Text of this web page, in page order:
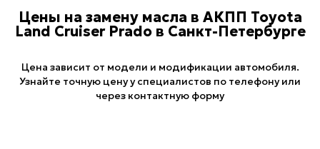
Цены на замену масла в АКПП Toyota
Land Cruiser Prado в Санкт-Петербурге
Цена зависит от модели и модификации автомобиля.
Узнайте точную цену у специалистов по телефону или
через контактную форму